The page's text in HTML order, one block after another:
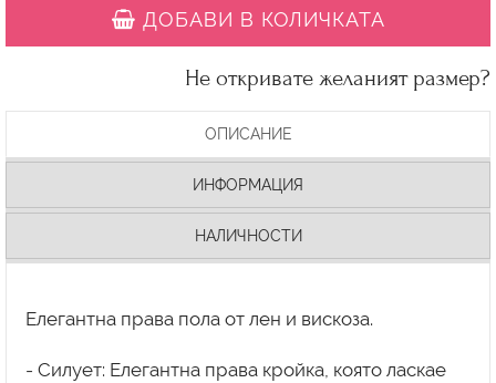
ДОБАВИ В КОЛИЧКАТА
Не откривате желаният размер?
ОПИСАНИЕ
ИНФОРМАЦИЯ
НАЛИЧНОСТИ
Елегантна права пола от лен и вискоза.
- Силует: Елегантна права кройка, която ласкае